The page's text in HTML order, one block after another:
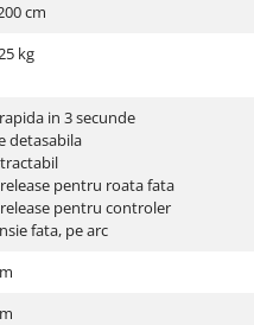
cm
kg
in 3 secunde
detasabila
pentru roata fata
pentru controler
fata, pe arc